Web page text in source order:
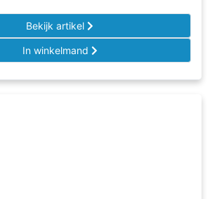
Bekijk artikel
In winkelmand